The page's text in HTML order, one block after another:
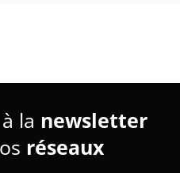
la newsletter
réseaux